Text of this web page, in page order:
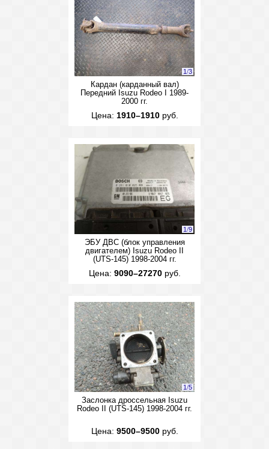
1/3
Кардан (карданный вал)
Передний Isuzu Rodeo I 1989-
2000 гг.
Цена: 1910–1910руб.
1/9
ЭБУ ДВС (блок управления
двигателем) Isuzu Rodeo II
(UTS-145) 1998-2004 гг.
Цена: 9090–27270руб.
1/5
Заслонка дроссельная Isuzu
Rodeo II (UTS-145) 1998-2004 гг.
Цена: 9500–9500руб.